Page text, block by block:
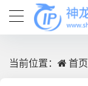
当前位置： 首页